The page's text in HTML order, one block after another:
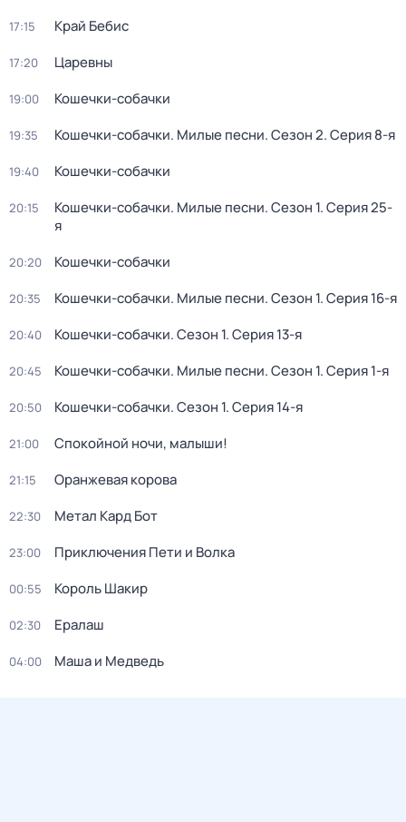
17:15 Край Бебис
17:20 Царевны
19:00 Кошечки-собачки
19:35 Кошечки-собачки. Милые песни. Сезон 2. Серия 8-я
19:40 Кошечки-собачки
20:15 Кошечки-собачки. Милые песни. Сезон 1. Серия 25-
я
20:20 Кошечки-собачки
20:35 Кошечки-собачки. Милые песни. Сезон 1. Серия 16-я
20:40 Кошечки-собачки. Сезон 1. Серия 13-я
20:45 Кошечки-собачки. Милые песни. Сезон 1. Серия 1-я
20:50 Кошечки-собачки. Сезон 1. Серия 14-я
21:00 Спокойной ночи, малыши!
21:15 Оранжевая корова
22:30 Метал Кард Бот
23:00 Приключения Пети и Волка
00:55 Король Шакир
02:30 Ералаш
04:00 Маша и Медведь